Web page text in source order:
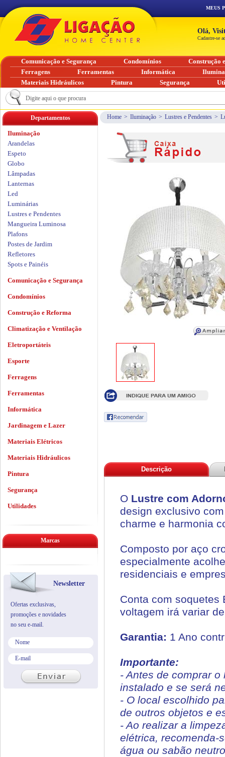
Home > Iluminação > Lustres e Pendentes >
Descrição
O Lustre com
design exclusivo
charme e harmonia
Composto por aço
especialmente
residenciais e
Conta com soquetes
voltagem irá variar
Garantia: 1 Ano
Importante:
- Antes de comprar
instalado e se será
- O local escolhido
de outros objetos e
- Ao realizar a
elétrica, recomenda-
água ou sabão
Departamentos
Iluminação
Arandelas
Espeto
Globo
Lâmpadas
Lanternas
Led
Luminárias
Lustres e Pendentes
Mangueira Luminosa
Plafons
Postes de Jardim
Refletores
Spots e Painéis
Comunicação e Segurança
Condomínios
Construção e Reforma
Climatização e Ventilação
Eletroportáteis
Esporte
Ferragens
Ferramentas
Informática
Jardinagem e Lazer
Materiais Elétricos
Materiais Hidráulicos
Pintura
Segurança
Utilidades
Marcas
Newsletter
Ofertas exclusivas,
promoções e novidades
no seu e-mail.
MEUS
Olá,
Cadastre-se
Comunicação e Segurança Condomínios
Construção
Ferragens
Ferramentas Informática
Materiais Hidráulicos
Pintura Segurança